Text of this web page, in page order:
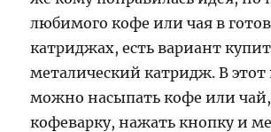
любимого кофе или чая в
катриджах, есть вариант
металический катридж. В
можно насыпать кофе или чай,
кофеварку, нажать кнопку и